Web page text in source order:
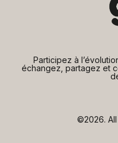
Participez à
échangez, partagez et
©2026.